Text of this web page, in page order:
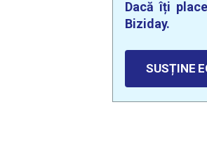
Dacă îți
Biziday.
SUSȚINE